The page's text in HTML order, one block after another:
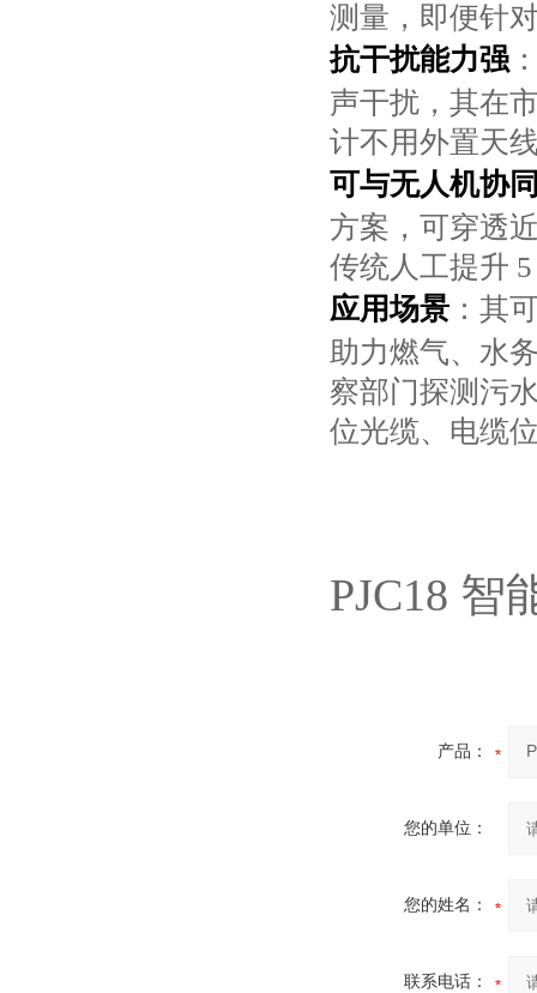
测量，即便针
抗干扰能力强
声干扰，其在
计不用外置天
可与无人机协
方案，可穿透
传统人工提升
应用场景 ：其
助力燃气、水
察部门探测污
位光缆、电缆
PJC18 智
产品：
您的单位：
您的姓名：
联系电话：